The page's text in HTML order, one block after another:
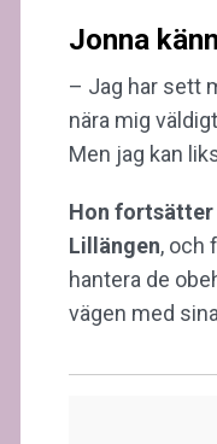
Jonna
– Jag har sett
nära mig
Men jag kan
Hon
Lillängen, och
hantera de
vägen med